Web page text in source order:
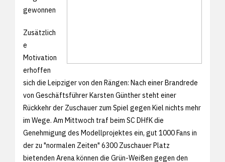
gewonnen
Zusätzlich
e
Motivation
erhoffen
sich die Leipziger von den Rängen: Nach einer Brandrede
von Geschäftsführer Karsten Günther steht einer
Rückkehr der Zuschauer zum Spiel gegen Kiel nichts mehr
im Wege. Am Mittwoch traf beim SC DHfK die
Genehmigung des Modellprojektes ein, gut 1000 Fans in
der zu "normalen Zeiten" 6300 Zuschauer Platz
bietenden Arena können die Grün-Weißen gegen den